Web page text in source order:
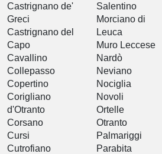
Castrignano de'
Greci
Castrignano del
Capo
Cavallino
Collepasso
Copertino
Corigliano
d'Otranto
Corsano
Cursi
Cutrofiano
Salentino
Morciano di
Leuca
Muro Leccese
Nardò
Neviano
Nociglia
Novoli
Ortelle
Otranto
Palmariggi
Parabita